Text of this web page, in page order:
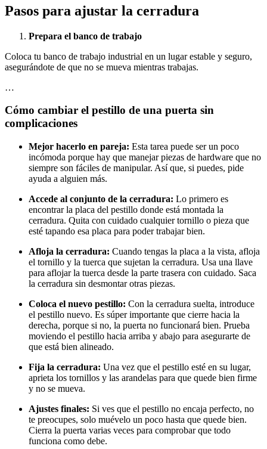
Pasos para ajustar la cerradura
Prepara el banco de trabajo
Coloca tu banco de trabajo industrial en un lugar estable y seguro,
asegurándote de que no se mueva mientras trabajas.
…
Cómo cambiar el pestillo de una puerta sin
complicaciones
Mejor hacerlo en pareja: Esta tarea puede ser un poco
incómoda porque hay que manejar piezas de hardware que no
siempre son fáciles de manipular. Así que, si puedes, pide
ayuda a alguien más.
Accede al conjunto de la cerradura: Lo primero es
encontrar la placa del pestillo donde está montada la
cerradura. Quita con cuidado cualquier tornillo o pieza que
esté tapando esa placa para poder trabajar bien.
Afloja la cerradura: Cuando tengas la placa a la vista, afloja
el tornillo y la tuerca que sujetan la cerradura. Usa una llave
para aflojar la tuerca desde la parte trasera con cuidado. Saca
la cerradura sin desmontar otras piezas.
Coloca el nuevo pestillo: Con la cerradura suelta, introduce
el pestillo nuevo. Es súper importante que cierre hacia la
derecha, porque si no, la puerta no funcionará bien. Prueba
moviendo el pestillo hacia arriba y abajo para asegurarte de
que está bien alineado.
Fija la cerradura: Una vez que el pestillo esté en su lugar,
aprieta los tornillos y las arandelas para que quede bien firme
y no se mueva.
Ajustes finales: Si ves que el pestillo no encaja perfecto, no
te preocupes, solo muévelo un poco hasta que quede bien.
Cierra la puerta varias veces para comprobar que todo
funciona como debe.